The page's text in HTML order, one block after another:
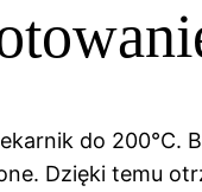
do 200°C.
Dzięki temu